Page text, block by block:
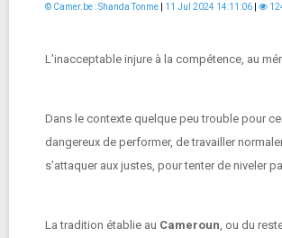
© Camer.be : Shanda Tonme 11 Jul 2024 14:11:06
L’inacceptable injure à la compétence, au
Dans le contexte quelque peu trouble pour
dangereux de performer, de travailler
s’attaquer aux justes, pour tenter de niveler
La tradition établie au Cameroun, ou du